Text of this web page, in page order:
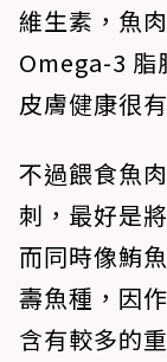
維生素，魚
Omega-3 脂
皮膚健康很
不過餵食魚
刺，最好是
而同時像鮪
壽魚種，因
含有較多的